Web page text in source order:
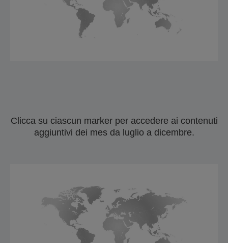
Clicca su ciascun marker per accedere ai contenuti
aggiuntivi dei mes da luglio a dicembre.